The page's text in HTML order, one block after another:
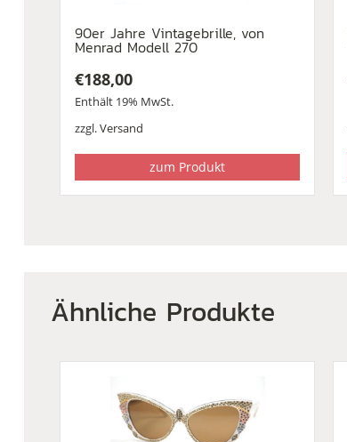
90er Jahre Vintagebrille, von
Menrad Modell 270
€188,00
Enthält 19% MwSt.
zzgl.Versand
zum Produkt
Ähnliche Produkte